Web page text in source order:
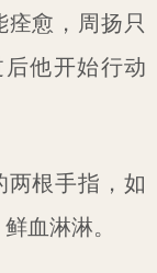
愈，周扬只
他开始行动
两根手指，如
血淋淋。